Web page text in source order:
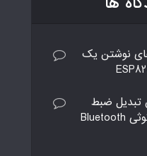
نوشتن یک
تبدیل ضبط
صوت قدیمی به مدل بلوتوثی Bluetooth